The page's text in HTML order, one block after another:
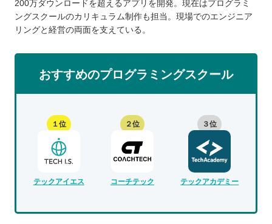
200万ダウンロードを超えるアプリを開発。現在はプログラミ
ングスクールのカリキュラム制作も担当。現場でのエンジニア
リングと経営の両面を支えている。
おすすめのプログラミングスクール
１位
テックアイエス
２位
コーチテック
３位
テックアカデミー